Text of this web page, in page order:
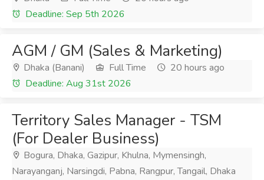
Deadline: Sep 5th 2026
AGM / GM (Sales & Marketing)
Dhaka (Banani) Full Time
20 hours ago
Deadline: Aug 31st 2026
Territory Sales Manager - TSM
(For Dealer Business)
Bogura, Dhaka, Gazipur, Khulna, Mymensingh,
Narayanganj, Narsingdi, Pabna, Rangpur, Tangail, Dhaka